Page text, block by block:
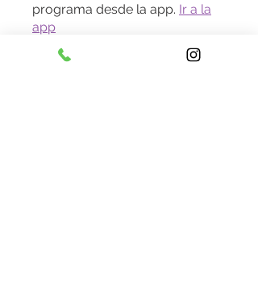
programa desde la app. Ir a la
app